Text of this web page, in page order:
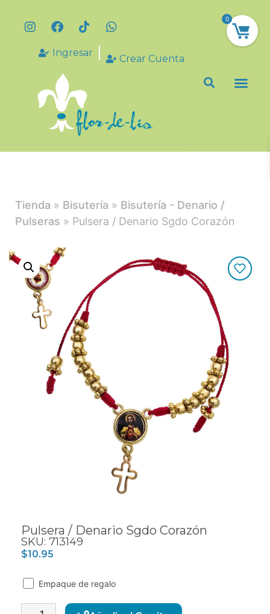
Ingresar
Crear Cuenta
Tienda » Bisutería » Bisutería - Denario /
Pulseras » Pulsera / Denario Sgdo Corazón
Pulsera / Denario Sgdo Corazón
SKU: 713149
$10.95
Empaque de regalo
0